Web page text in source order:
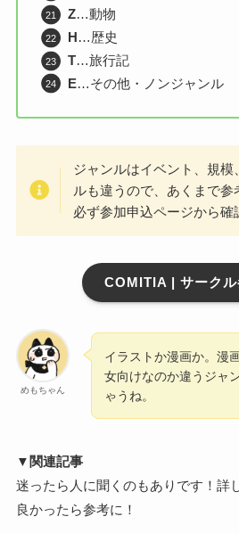
Z…動物
H…歴史
T…旅行記
E…その他・ノンジャンル
ジャンルはイベント、規
ルも違うので、あくまで参
必ず参加申込ページから確
COMITIA | サークル
めもちゃん
イラストか漫画か。漫
女向けなのか違うジャ
ゃうね。
▼関連記事
迷ったら人に聞くのもありです！詳
良かったら参考に！